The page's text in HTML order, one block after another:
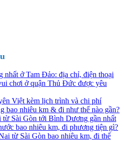
nhất ở Tam Đảo: địa chỉ, điện thoại
chơi ở quận Thủ Đức được yêu
Việt kèm lịch trình và chi phí
bao nhiêu km & đi như thế nào gần?
từ Sài Gòn tới Bình Dương gần nhất
bao nhiêu km, đi phương tiện gì?
từ Sài Gòn bao nhiêu km, đi thế